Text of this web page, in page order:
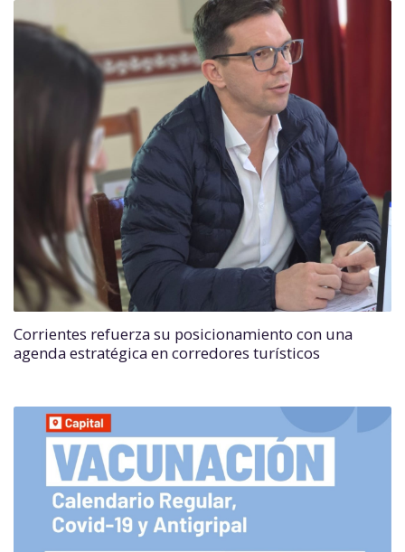
Corrientes refuerza su posicionamiento con una
agenda estratégica en corredores turísticos